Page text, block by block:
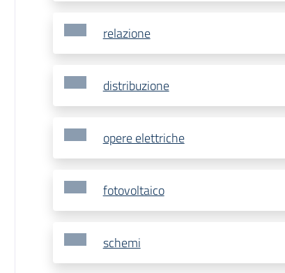
relazione
distribuzione
opere elettriche
fotovoltaico
schemi